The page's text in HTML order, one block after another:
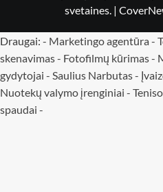
svetaines. |
Draugai: - Marketingo agentūra -
skenavimas- Fotofilmų kūrimas-
gydytojai - Saulius Narbutas-
Nuotekų valymo įrenginiai -
spaudai -